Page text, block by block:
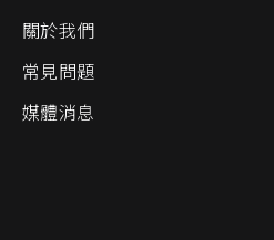
關於我們
常見問題
媒體消息